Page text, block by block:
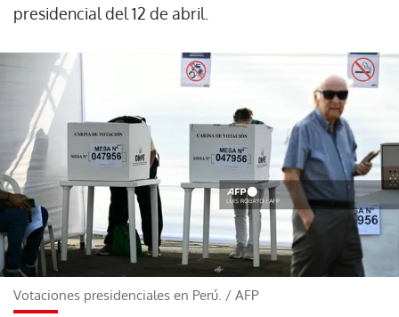
presidencial del 12 de abril.
Votaciones presidenciales en Perú. / AFP